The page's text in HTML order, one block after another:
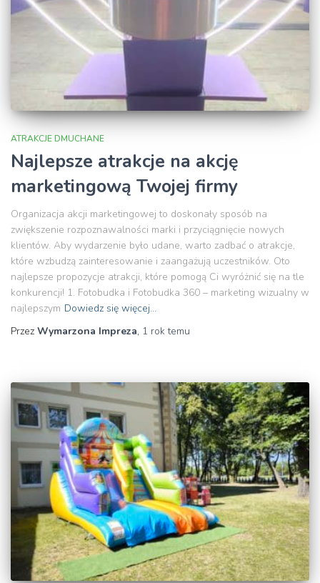
ATRAKCJE DMUCHANE
Najlepsze atrakcje na akcję
marketingową Twojej firmy
Organizacja akcji marketingowej to doskonały sposób na
zwiększenie rozpoznawalności marki i przyciągnięcie nowych
klientów. Aby wydarzenie było udane, warto zadbać o atrakcje,
które wzbudzą zainteresowanie i zaangażują uczestników. Oto
najlepsze propozycje atrakcji, które pomogą Ci wyróżnić się na tle
konkurencji! 1. Fotobudka i Fotobudka 360 – marketing wizualny w
najlepszym Dowiedz się więcej…
Przez Wymarzona Impreza, 1 roktemu